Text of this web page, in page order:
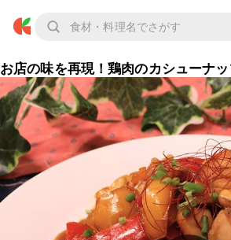
お店の味を再現！鶏肉のカシューナ